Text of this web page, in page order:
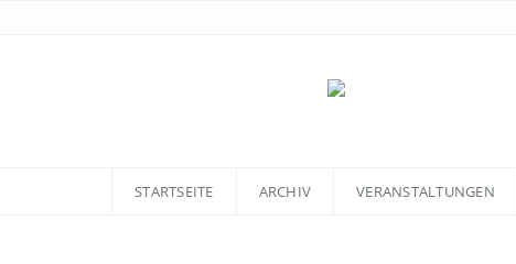
STARTSEITE ARCHIV VERANSTALTUNGEN